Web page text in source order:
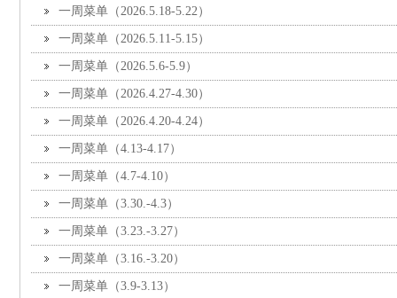
一周菜单（2026.5.18-5.22）
一周菜单（2026.5.11-5.15）
一周菜单（2026.5.6-5.9）
一周菜单（2026.4.27-4.30）
一周菜单（2026.4.20-4.24）
一周菜单（4.13-4.17）
一周菜单（4.7-4.10）
一周菜单（3.30.-4.3）
一周菜单（3.23.-3.27）
一周菜单（3.16.-3.20）
一周菜单（3.9-3.13）